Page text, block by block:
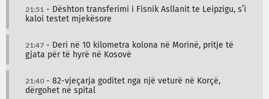
21:51 - Dështon transferimi i Fisnik Asllanit te Leipzigu, s’i
kaloi testet mjekësore
21:47 - Deri në 10 kilometra kolona në Morinë, pritje të
gjata për të hyrë në Kosovë
21:40- 82-vjeçarja goditet nga një veturë në Korçë,
dërgohet në spital